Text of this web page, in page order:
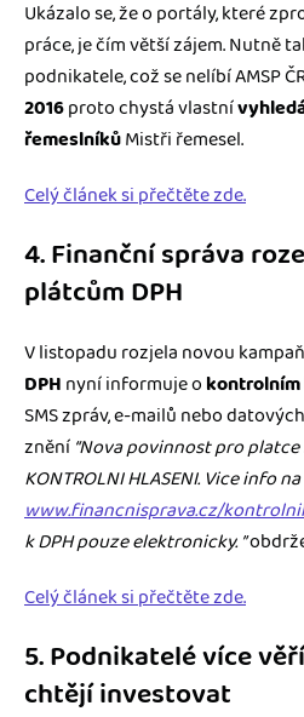
Ukázalo se, že o portály, které
práce, je čím větší zájem. Nutně
podnikatele, což se nelíbí AMSP
2016proto chystá vlastní
řemeslníkůMistři řemesel.
Celý článek si přečtěte zde.
4. Finanční správa
plátcům DPH
V listopadu rozjela novou
DPH nyní informuje o
SMS zpráv, e-mailů nebo
znění “Nova povinnost pro platce
KONTROLNI HLASENI. Vice info na
www.financnisprava.cz/
k DPH pouze elektronicky. ”
Celý článek si přečtěte zde.
5. Podnikatelé více
chtějí investovat